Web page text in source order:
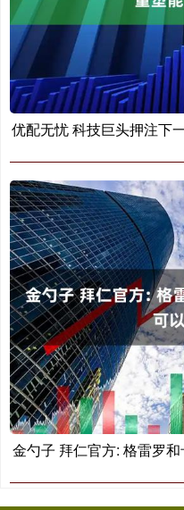
优配无忧 科技巨头押注下
金勺子 拜仁官方: 格雷罗